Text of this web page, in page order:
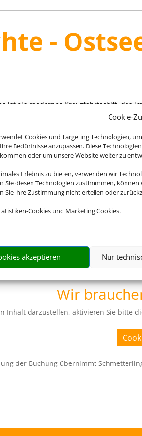
Cookie-
Cookies und Targeting Technologien,
Bedürfnisse anzupassen. Diese
oder um unsere Website weiter zu
Erlebnis zu bieten, verwenden wir
Sie diesen Technologien zustimmmen,
Sie ihre Zustimmung nicht erteilen oder
Cookies und Marketing Cookies.
akzeptieren Nur
-
ist ein modernes Kreuzfahrtschiff, das
für bis zu 2.894 Passagiere in 1.447
etwa 1.000 Personen.
Wir
Inhalt darzustellen, aktivieren Sie bitte
der Buchung übernimmt